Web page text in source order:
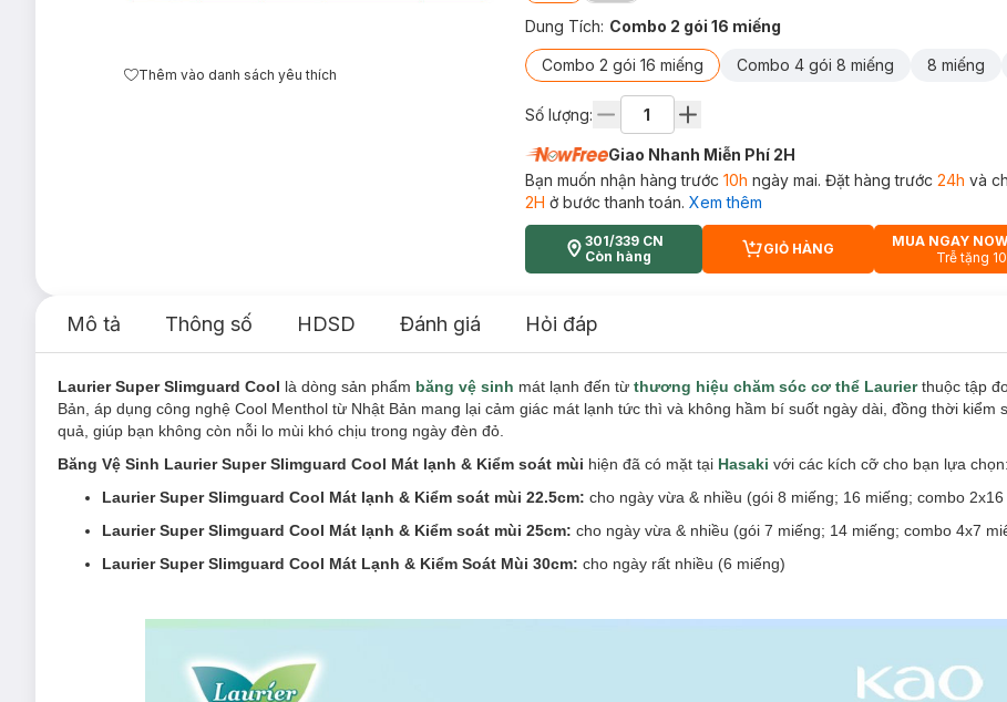
Thêm vào danh sách yêu thích
Dung Tích: Combo 2 gói 16 miếng
Combo 2 gói 16 miếng Combo 4 gói 8 miếng 8 miếng
Số lượng:
Giao Nhanh Miễn Phí 2H
Bạn muốn nhận hàng trước 10h ngày mai. Đặt hàng trước 24h và
2H ở bước thanh toán. Xem thêm
301/339 CN
Còn hàng
CART PLUS ICON
GIỎ HÀNG
MUA NGAY
Trễ tặng
Mô tả Thông số HDSD Đánh giá Hỏi đáp
Laurier Super Slimguard Cool là dòng sản phẩm băng vệ sinh mát lạnh đến từ thương hiệu chăm sóc cơ thể Laurierthuộc tập
Bản, áp dụng công nghệ Cool Menthol từ Nhật Bản mang lại cảm giác mát lạnh tức thì và không hầm bí suốt ngày dài, đồng thời kiểm
quả, giúp bạn không còn nỗi lo mùi khó chịu trong ngày đèn đỏ.
Băng Vệ Sinh Laurier Super Slimguard Cool Mát lạnh & Kiểm soát mùi hiện đã có mặt tại Hasaki với các kích cỡ cho bạn lựa chọn:
Laurier Super Slimguard Cool Mát lạnh & Kiểm soát mùi 22.5cm: cho ngày vừa & nhiều (gói 8 miếng; 16 miếng; combo 2x16
Laurier Super Slimguard Cool Mát lạnh & Kiểm soát mùi 25cm: cho ngày vừa & nhiều (gói 7 miếng; 14 miếng; combo 4x7
Laurier Super Slimguard Cool Mát Lạnh & Kiểm Soát Mùi 30cm: cho ngày rất nhiều (6 miếng)